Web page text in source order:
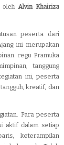
olehAlvin Khairiza
peserta dari
ini merupakan
regu Pramuka
tanggung
ini, peserta
kreatif, dan
Para peserta
aktif dalam setiap
keterampilan